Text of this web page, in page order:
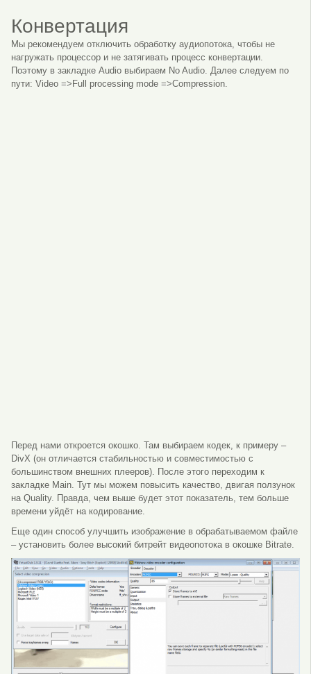
Конвертация
Мы рекомендуем отключить обработку аудиопотока, чтобы не
нагружать процессор и не затягивать процесс конвертации.
Поэтому в закладке Audio выбираем No Audio. Далее следуем по
пути: Video =>Full processing mode =>Compression.
Перед нами откроется окошко. Там выбираем кодек, к примеру –
DivX (он отличается стабильностью и совместимостью с
большинством внешних плееров). После этого переходим к
закладке Main. Тут мы можем повысить качество, двигая ползунок
на Quality. Правда, чем выше будет этот показатель, тем больше
времени уйдёт на кодирование.
Еще один способ улучшить изображение в обрабатываемом файле
– установить более высокий битрейт видеопотока в окошке Bitrate.